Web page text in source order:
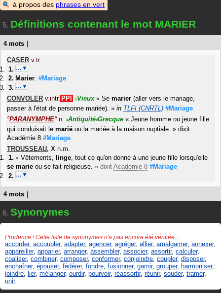
à propos des phrases en vert
5. Définitions contenant le mot MARIER
4 mots
CASER v.tr.
…▼
Marier. #Mariage
…▼
CONVOLER v.intr. PPI #Vieux « Se marier (aller vers le mariage,
passer à l'état de personne mariée). » in TLFI (CNRTL) #Mariage
°PARANYMPHE° n. #Antiquité#Grecque « Jeune homme ou jeune fille
qui conduisait le marié ou la mariée à la maison nuptiale. » dixit
Académie 8 #Mariage
TROUSSEAU, X n.m.
« Vêtements, linge, tout ce qu'on donne à une jeune fille lorsqu'elle
se marie ou se fait religieuse. » dixit Académie 8 #Mariage
…▼
4 mots
6. Synonymes
Prudence ! Cette liste de synonymes n'a pas encore été vérifiée…
accorder, accoupler, adapter, agencer, agréger, allier, amalgamer, annexer,
appareiller, apparier, arranger, assembler, associer, assortir, calculer,
coaliser, combiner, composer, conformer, conjoindre coupler, disposer,
enchaîner, épouser, fédérer, fondre fusionner, garnir, grouper, harmoniser,
joindre lier, mélanger, ourdir, pourvoir, réassortir, réunir, souder, tramer,
unir.